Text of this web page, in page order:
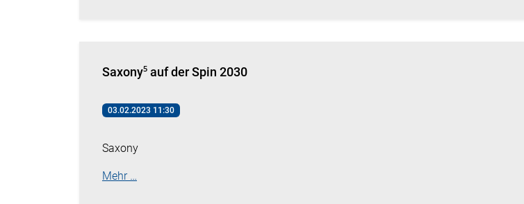
Saxony⁵ auf der Spin 2030
03.02.2023 11:30
Saxony
Mehr …